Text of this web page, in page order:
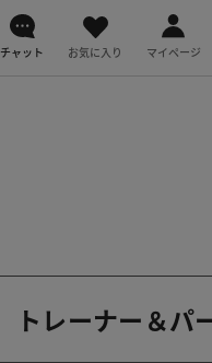
チャット お気に入り マイページ
トレーナー＆パ